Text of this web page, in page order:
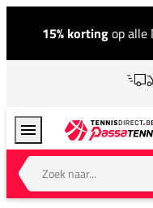
15% kortingop alle
Zoek naar...